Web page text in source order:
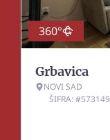
360°
Grbavica
NOVI SAD
ŠIFRA: #573149